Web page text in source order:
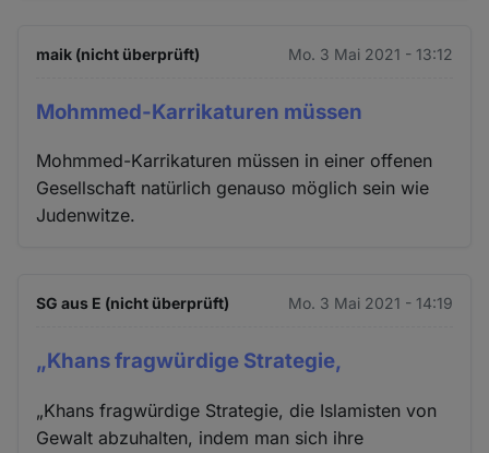
maik (nicht überprüft) Mo. 3 Mai 2021 - 13:12
Mohmmed-Karrikaturen müssen
Mohmmed-Karrikaturen müssen in einer offenen
Gesellschaft natürlich genauso möglich sein wie
Judenwitze.
SG aus E (nicht überprüft) Mo. 3 Mai 2021 - 14:19
„Khans fragwürdige Strategie,
„Khans fragwürdige Strategie, die Islamisten von
Gewalt abzuhalten, indem man sich ihre